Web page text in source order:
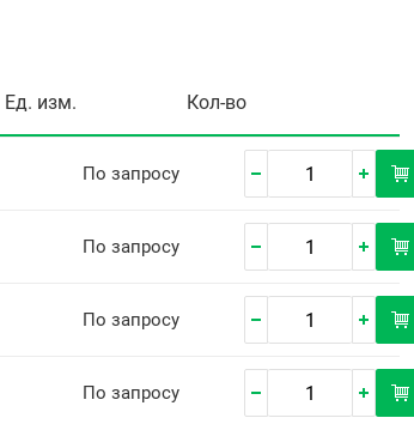
Ед. изм. Кол-во
По запросу
По запросу
По запросу
По запросу